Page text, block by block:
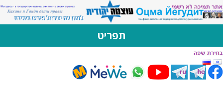
לימין עוצמה יהודית
אתר תמיכה ברוסית ובעברית
תפריט
דילוג
לתוכן